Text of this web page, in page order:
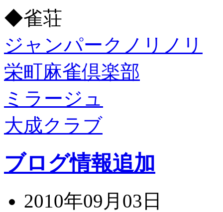
◆雀荘
ジャンパークノリノリ
栄町麻雀倶楽部
ミラージュ
大成クラブ
ブログ情報追加
2010年09月03日